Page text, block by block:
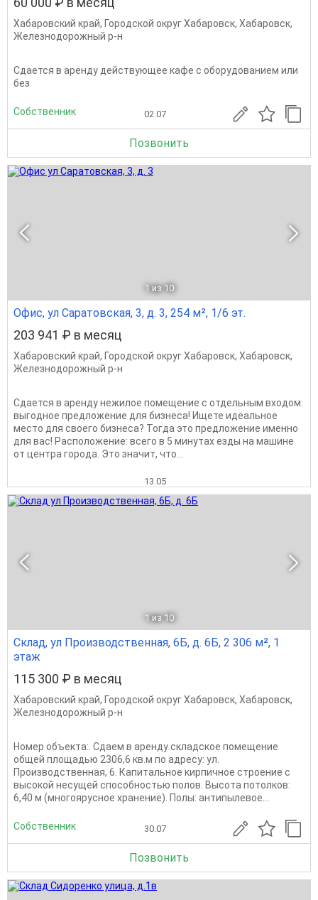
Хабаровский край, Городской округ Хабаровск, Хабаровск,
Железнодорожный р-н
Сдается в аренду действующее кафе с оборудованием или
без
Собственник 02.07
Позвонить
1 из 10
Офис, ул Саратовская, 3, д. 3, 254 м², 1/6 эт.
203 941 ₽ в месяц
Хабаровский край, Городской округ Хабаровск, Хабаровск,
Железнодорожный р-н
Сдается в аренду нежилое помещение с отдельным входом:
выгодное предложение для бизнеса! Ищете идеальное
место для своего бизнеса? Тогда это предложение именно
для вас! Расположение: всего в 5 минутах езды на машине
от центра города. Это значит, что...
13.05
1 из 10
Склад, ул Производственная, 6Б, д. 6Б, 2 306 м², 1
этаж
115 300 ₽ в месяц
Хабаровский край, Городской округ Хабаровск, Хабаровск,
Железнодорожный р-н
Номер объекта:. Сдаем в аренду складское помещение
общей площадью 2306,6 кв.м по адресу: ул.
Производственная, 6. Капитальное кирпичное строение с
высокой несущей способностью полов. Высота потолков:
6,40 м (многоярусное хранение). Полы: антипылевое...
Собственник 30.07
Позвонить